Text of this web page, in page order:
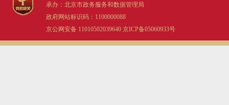
承办：北京市政务服务和数据管理局
政府网站标识码：1100000088
京公网安备 11010502039640 京ICP备05060933号